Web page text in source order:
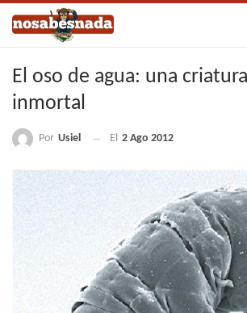
El oso de agua: una
inmortal
Por Usiel El 2 Ago 2012